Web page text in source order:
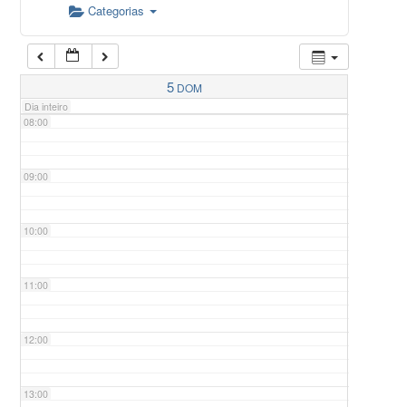
Categorias
5 DOM
Dia inteiro
07:00
08:00
09:00
10:00
11:00
12:00
13:00